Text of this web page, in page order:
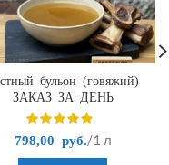
бульон (говяжий)
ЗАКАЗ ЗА ДЕНЬ
798,00 руб. /1 л